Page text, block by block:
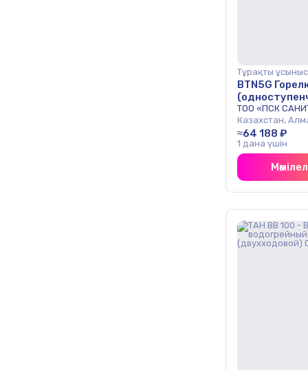
Тұрақты
BTN5G
ОПТ
ТОО «ПСК
Казахстан,
≈64 188 ₽
1 дана үшін